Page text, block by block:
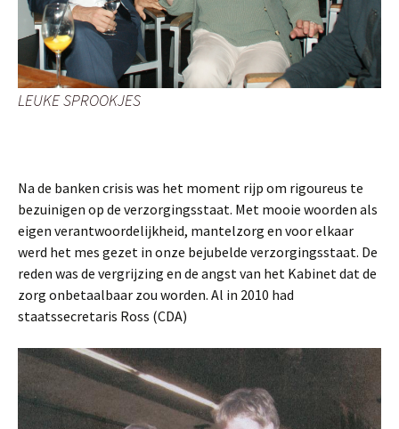
LEUKE SPROOKJES
Na de banken crisis was het moment rijp om rigoureus te
bezuinigen op de verzorgingsstaat. Met mooie woorden als
eigen verantwoordelijkheid, mantelzorg en voor elkaar
werd het mes gezet in onze bejubelde verzorgingsstaat. De
reden was de vergrijzing en de angst van het Kabinet dat de
zorg onbetaalbaar zou worden. Al in 2010 had
staatssecretaris Ross (CDA)